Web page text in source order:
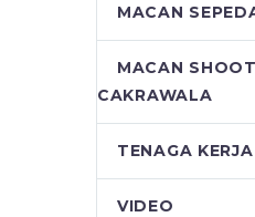
MACAN
MACAN
CAKRAWALA
TENAGA KERJA
VIDEO